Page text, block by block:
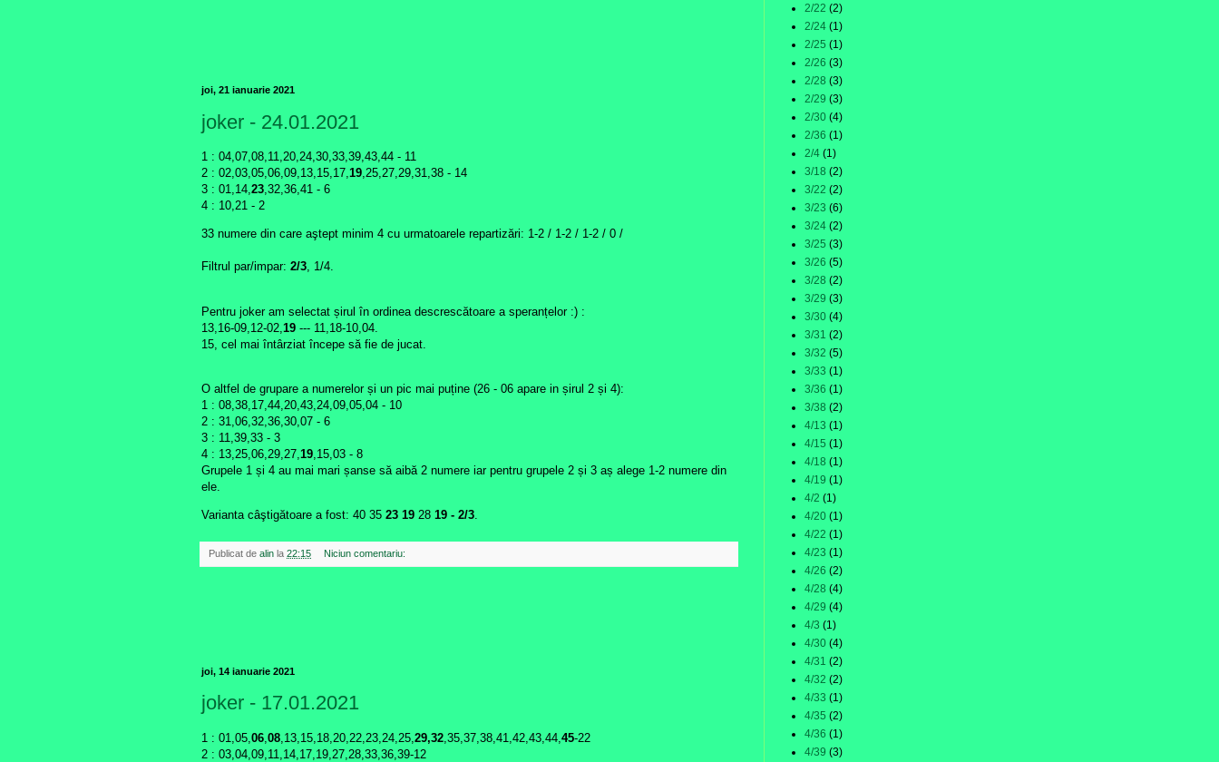
joi, 21 ianuarie 2021
joker - 24.01.2021
1 : 04,07,08,11,20,24,30,33,39,43,44 - 11
2 : 02,03,05,06,09,13,15,17,19,25,27,29,31,38 - 14
3 : 01,14,23,32,36,41 - 6
4 : 10,21 - 2
33 numere din care aştept minim 4 cu urmatoarele repartizări: 1-2 / 1-2 / 1-2 / 0 /
Filtrul par/impar: 2/3, 1/4.
Pentru joker am selectat șirul în ordinea descrescătoare a speranțelor :) :
13,16-09,12-02, 19 --- 11,18-10,04.
15, cel mai întârziat începe să fie de jucat.
O altfel de grupare a numerelor și un pic mai puține (26 - 06 apare in șirul 2 și 4):
1 : 08,38,17,44,20,43,24,09,05,04 - 10
2 : 31,06,32,36,30,07 - 6
3 : 11,39,33 - 3
4 : 13,25,06,29,27, 19 ,15,03 - 8
Grupele 1 și 4 au mai mari șanse să aibă 2 numere iar pentru grupele 2 și 3 aș alege 1-2 numere din
ele.
Varianta câştigătoare a fost: 40 35 23 19 28 19 - 2/3
Publicat de alin la 22:15 Niciun comentariu:
joi, 14 ianuarie 2021
joker - 17.01.2021
1 : 01,05, 06 08 ,13,15,18,20,22,23,24,25, 29,32 ,35,37,38,41,42,43,44, 45-22
2 : 03,04,09,11,14,17,19,27,28,33,36,39-12
2/22 (2)
2/24 (1)
2/25 (1)
2/26 (3)
2/28 (3)
2/29 (3)
2/30 (4)
2/36 (1)
2/4 (1)
3/18 (2)
3/22 (2)
3/23 (6)
3/24 (2)
3/25 (3)
3/26 (5)
3/28 (2)
3/29 (3)
3/30 (4)
3/31 (2)
3/32 (5)
3/33 (1)
3/36 (1)
3/38 (2)
4/13 (1)
4/15 (1)
4/18 (1)
4/19 (1)
4/2 (1)
4/20 (1)
4/22 (1)
4/23 (1)
4/26 (2)
4/28 (4)
4/29 (4)
4/3 (1)
4/30 (4)
4/31 (2)
4/32 (2)
4/33 (1)
4/35 (2)
4/36 (1)
4/39 (3)